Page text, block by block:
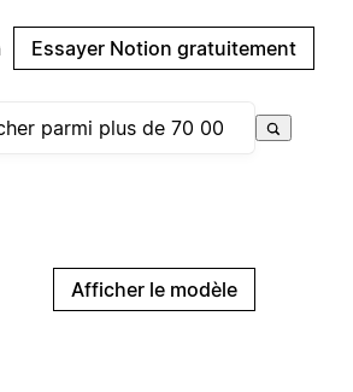
Essayer Notion gratuitement
Afficher le modèle